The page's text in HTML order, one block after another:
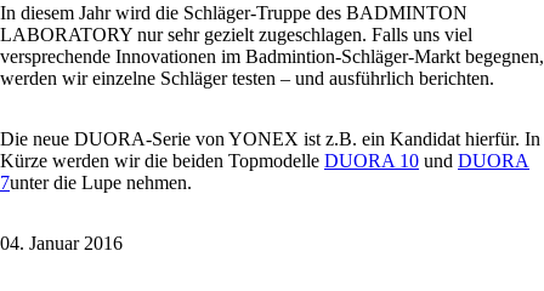
In diesem Jahr wird die Schläger-Truppe des BADMINTON
LABORATORY nur sehr gezielt zugeschlagen. Falls uns viel
versprechende Innovationen im Badmintion-Schläger-Markt begegnen,
werden wir einzelne Schläger testen – und ausführlich berichten.
Die neue DUORA-Serie von YONEX ist z.B. ein Kandidat hierfür. In
Kürze werden wir die beiden Topmodelle DUORA 10 und DUORA
7unter die Lupe nehmen.
04. Januar 2016